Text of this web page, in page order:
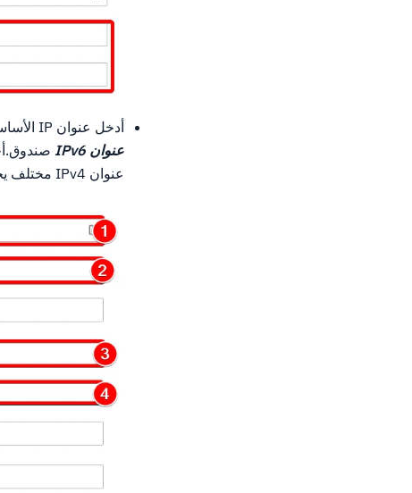
أدخل عنوان IP الأساسي من VPS الخاص بك في
عنوان IPv6
عنوان IPv4 مختلف يحل إلى VPS الخاص بك.